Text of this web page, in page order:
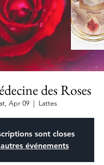
des Roses
Apr 09
  |
Lattes
sont closes
événements